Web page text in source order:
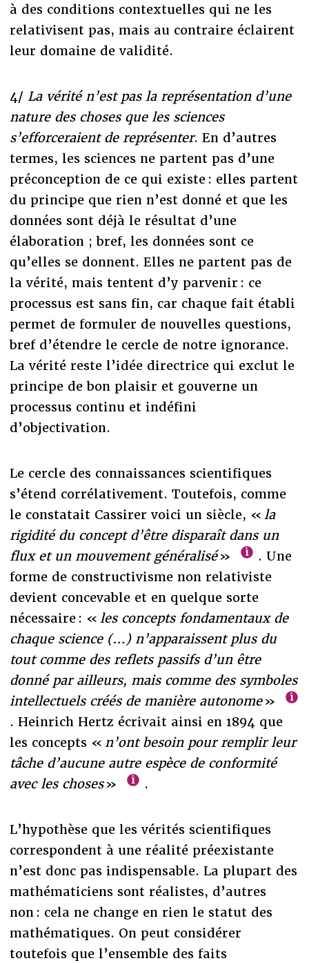
à des conditions contextuelles qui ne les
relativisent pas, mais au contraire éclairent
leur domaine de validité.
4/ La vérité n’est pas la représentation d’une
nature des choses que les sciences
s’efforceraient de représenter. En d’autres
termes, les sciences ne partent pas d’une
préconception de ce qui existe : elles partent
du principe que rien n’est donné et que les
données sont déjà le résultat d’une
élaboration ; bref, les données sont ce
qu’elles se donnent. Elles ne partent pas de
la vérité, mais tentent d’y parvenir : ce
processus est sans fin, car chaque fait établi
permet de formuler de nouvelles questions,
bref d’étendre le cercle de notre ignorance.
La vérité reste l’idée directrice qui exclut le
principe de bon plaisir et gouverne un
processus continu et indéfini
d’objectivation.
Le cercle des connaissances scientifiques
s’étend corrélativement. Toutefois, comme
le constatait Cassirer voici un siècle, « la
rigidité du concept d’être disparaît dans un
flux et un mouvement généralisé»
. Une
forme de constructivisme non relativiste
devient concevable et en quelque sorte
nécessaire : « les concepts fondamentaux de
chaque science (…) n’apparaissent plus du
tout comme des reflets passifs d’un être
donné par ailleurs, mais comme des symboles
intellectuels créés de manière autonome»
. Heinrich Hertz écrivait ainsi en 1894 que
les concepts « n’ont besoin pour remplir leur
tâche d’aucune autre espèce de conformité
avec les choses» .
L’hypothèse que les vérités scientifiques
correspondent à une réalité préexistante
n’est donc pas indispensable. La plupart des
mathématiciens sont réalistes, d’autres
non : cela ne change en rien le statut des
mathématiques. On peut considérer
toutefois que l’ensemble des faits